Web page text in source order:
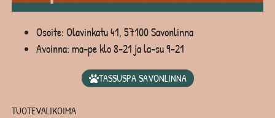
Osoite: Olavinkatu 41, 57100 Savonlinna
Avoinna: ma-pe klo 8-21 ja la-su 9-21
TASSUSPA SAVONLINNA
TUOTEVALIKOIMA